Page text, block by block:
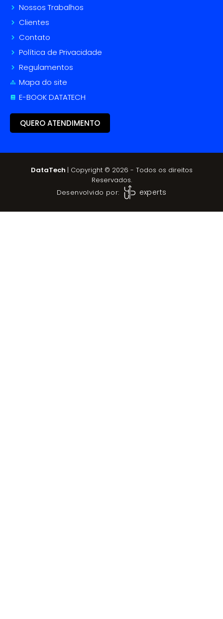
Nossos Trabalhos
Clientes
Contato
Política de Privacidade
Regulamentos
Mapa do site
E-BOOK DATATECH
QUERO ATENDIMENTO
DataTech | Copyright © 2026 - Todos os direitos
Reservados.
Desenvolvido por:
experts